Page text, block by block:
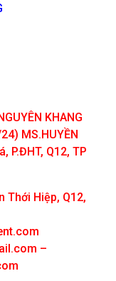
KHANG
MS.HUYỀN
P.ĐHT, Q12, TP
Thới Hiệp, Q12,
–